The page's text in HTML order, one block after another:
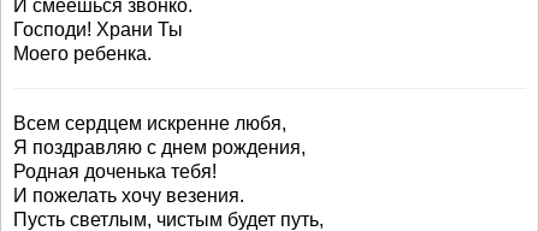
И смеешься звонко.
Господи! Храни Ты
Моего ребенка.
Всем сердцем искренне любя,
Я поздравляю с днем рождения,
Родная доченька тебя!
И пожелать хочу везения.
Пусть светлым, чистым будет путь,